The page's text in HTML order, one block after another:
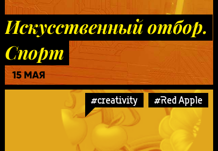
Искусственный отбор.
Спорт
15 МАЯ
#creativity #Red Apple